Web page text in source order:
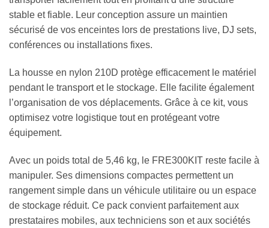
stable et fiable. Leur conception assure un maintien
sécurisé de vos enceintes lors de prestations live, DJ sets,
conférences ou installations fixes.
La housse en nylon 210D protège efficacement le matériel
pendant le transport et le stockage. Elle facilite également
l’organisation de vos déplacements. Grâce à ce kit, vous
optimisez votre logistique tout en protégeant votre
équipement.
Avec un poids total de 5,46 kg, le FRE300KIT reste facile à
manipuler. Ses dimensions compactes permettent un
rangement simple dans un véhicule utilitaire ou un espace
de stockage réduit. Ce pack convient parfaitement aux
prestataires mobiles, aux techniciens son et aux sociétés